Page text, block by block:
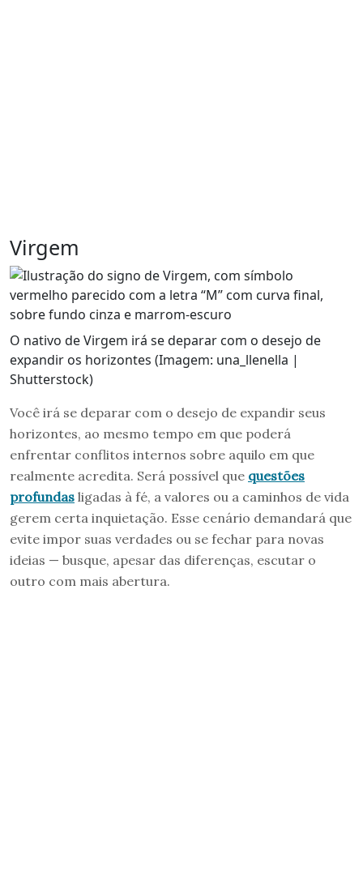
Virgem
O nativo de Virgem irá se deparar com o desejo de
expandir os horizontes (Imagem: una_llenella |
Shutterstock)
Você irá se deparar com o desejo de expandir seus
horizontes, ao mesmo tempo em que poderá
enfrentar conflitos internos sobre aquilo em que
realmente acredita. Será possível que questões
profundas ligadas à fé, a valores ou a caminhos de vida
gerem certa inquietação. Esse cenário demandará que
evite impor suas verdades ou se fechar para novas
ideias — busque, apesar das diferenças, escutar o
outro com mais abertura.